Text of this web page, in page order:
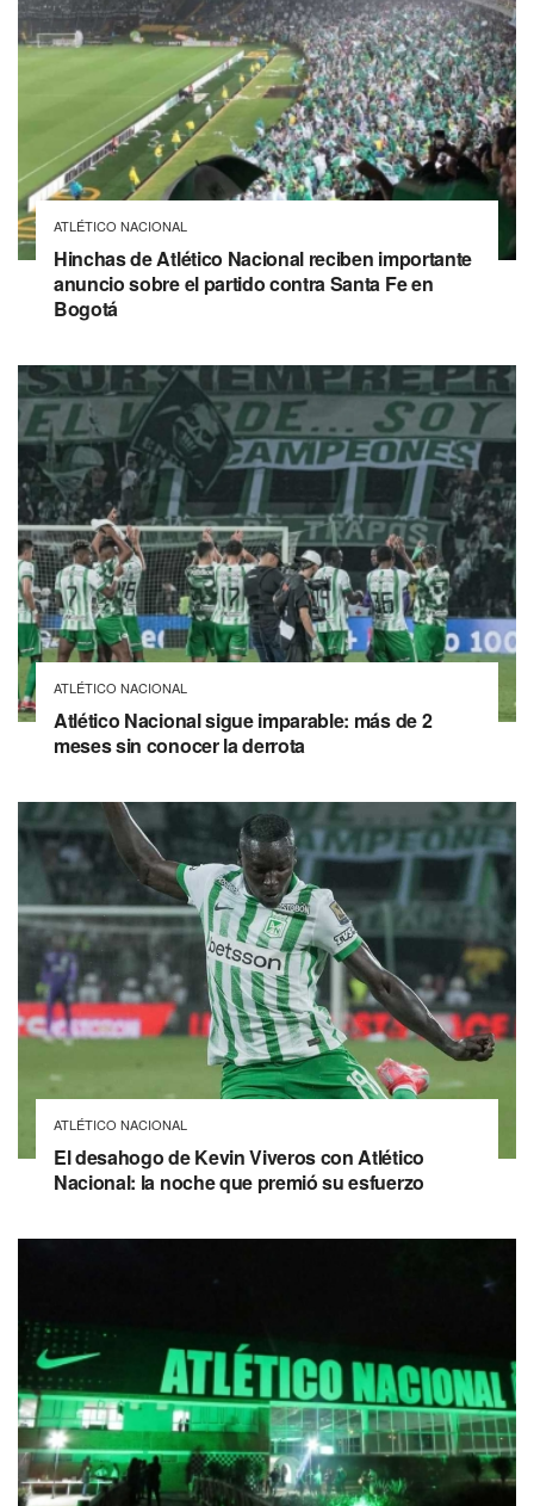
ATLÉTICO NACIONAL
Hinchas de Atlético Nacional reciben importante
anuncio sobre el partido contra Santa Fe en
Bogotá
ATLÉTICO NACIONAL
Atlético Nacional sigue imparable: más de 2
meses sin conocer la derrota
ATLÉTICO NACIONAL
El desahogo de Kevin Viveros con Atlético
Nacional: la noche que premió su esfuerzo